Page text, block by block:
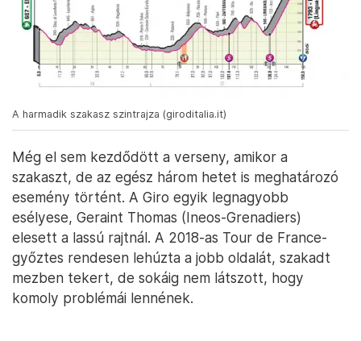
A harmadik szakasz szintrajza (giroditalia.it)
Még el sem kezdődött a verseny, amikor a
szakaszt, de az egész három hetet is meghatározó
esemény történt. A Giro egyik legnagyobb
esélyese, Geraint Thomas (Ineos-Grenadiers)
elesett a lassú rajtnál. A 2018-as Tour de France-
győztes rendesen lehúzta a jobb oldalát, szakadt
mezben tekert, de sokáig nem látszott, hogy
komoly problémái lennének.